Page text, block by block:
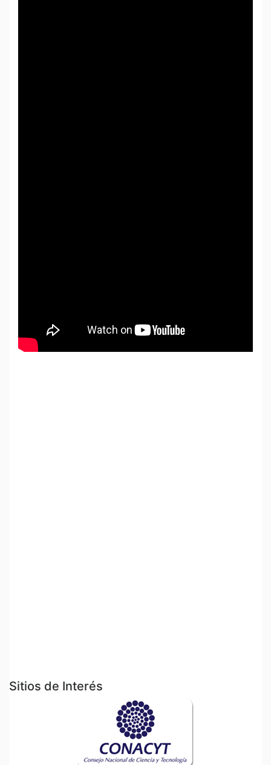
Sitios de Interés